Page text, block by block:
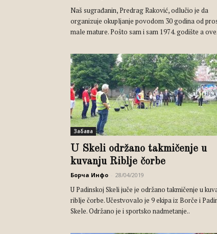
Naš sugrađanin, Predrag Raković, odlučio je da
organizuje okupljanje povodom 30 godina od
male mature. Pošto sam i sam 1974. godište a
Забава
U Skeli održano takmičenje u
kuvanju Riblje čorbe
Борча Инфо 28/04/2019
U Padinskoj Skeli juče je održano takmičenje u
riblje čorbe. Učestvovalo je 9 ekipa iz Borče i
Skele. Održano je i sportsko nadmetanje..